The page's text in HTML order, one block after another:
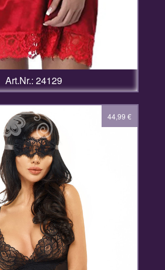
Art.Nr.: 24129
44,99 €